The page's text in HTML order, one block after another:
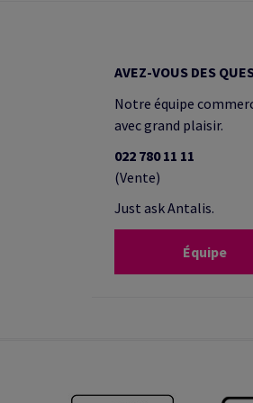
AVEZ-VOUS DES
Notre équipe
avec grand plaisir.
022 780 11 11
(Vente)
Just ask Antalis.
Équipe